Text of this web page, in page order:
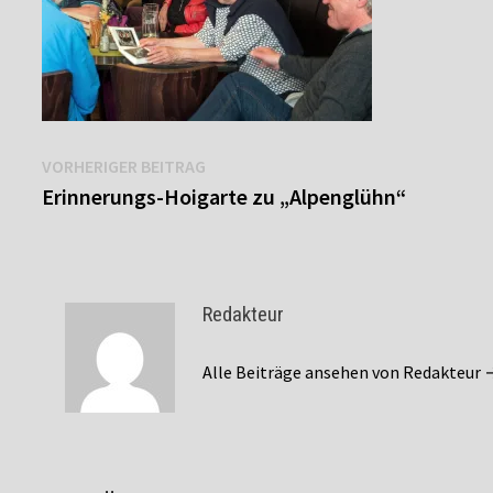
Beitragsnavigation
VORHERIGER BEITRAG
Beitrag:
Erinnerungs-Hoigarte zu „Alpenglühn“
Redakteur
Alle Beiträge ansehen von Redakteur